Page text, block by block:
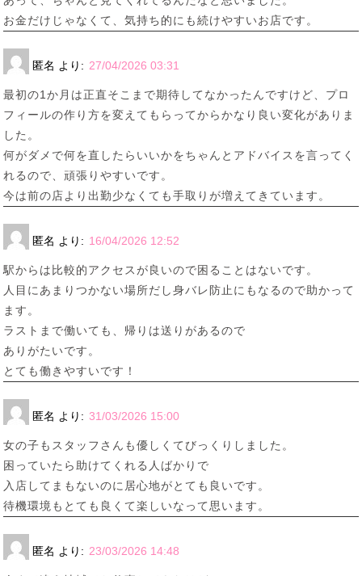
お金だけじゃなくて、気持ち的にも続けやすいお店です。
匿名 より: 27/04/2026 03:31
最初の1か月は正直そこまで期待してなかったんですけど、プロ
フィールの作り方を変えてもらってからかなり良い変化がありま
した。
何がダメで何を直したらいいかをちゃんとアドバイスを言ってく
れるので、頑張りやすいです。
今は前の店より出勤少なくても手取りが増えてきています。
匿名 より: 16/04/2026 12:52
駅からは比較的アクセスが良いので困ることはないです。
人目にあまりつかない場所だし身バレ防止にもなるので助かって
ます。
ラストまで働いても、帰りは送りがあるので
ありがたいです。
とても働きやすいです！
匿名 より: 31/03/2026 15:00
女の子もスタッフさんも優しくてびっくりしました。
困っていたら助けてくれる人ばかりで
入店してまもないのに居心地がとても良いです。
待機環境もとても良くて楽しいなって思います。
匿名 より: 23/03/2026 14:48